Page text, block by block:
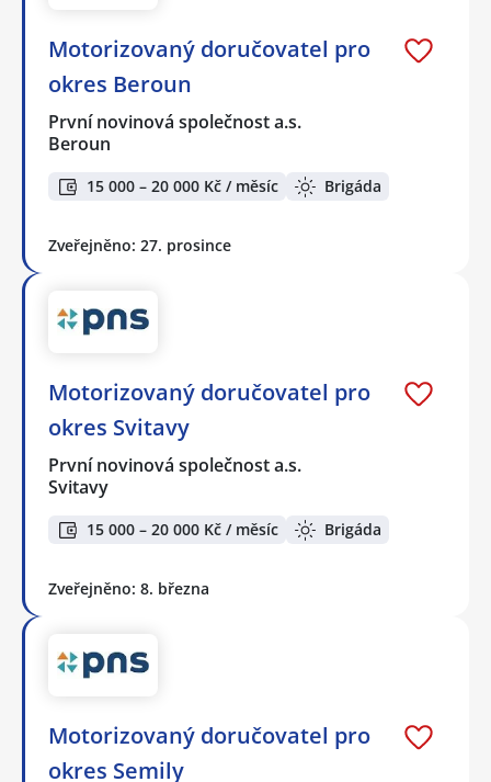
Motorizovaný doručovatel pro
okres Beroun
První novinová společnost a.s.
Beroun
15 000 – 20 000 Kč / měsíc Brigáda
Zveřejněno: 27. prosince
Motorizovaný doručovatel pro
okres Svitavy
První novinová společnost a.s.
Svitavy
15 000 – 20 000 Kč / měsíc Brigáda
Zveřejněno: 8. března
Motorizovaný doručovatel pro
okres Semily